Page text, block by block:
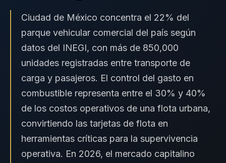
Ciudad de México concentra el 22% del
parque vehicular comercial del país según
datos del INEGI, con más de 850,000
unidades registradas entre transporte de
carga y pasajeros. El control del gasto en
combustible representa entre el 30% y 40%
de los costos operativos de una flota urbana,
convirtiendo las tarjetas de flota en
herramientas críticas para la supervivencia
operativa. En 2026, el mercado capitalino